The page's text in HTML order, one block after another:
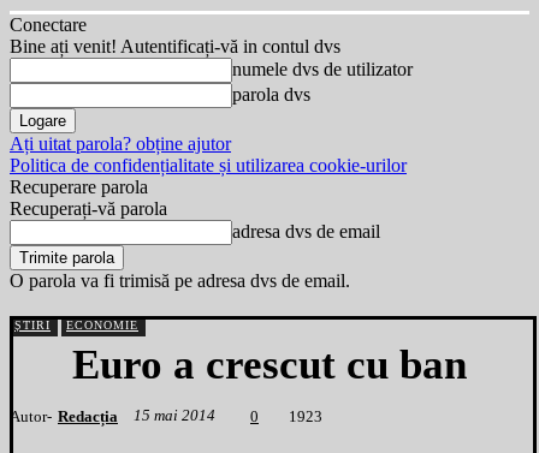
Conectare
Bine ați venit! Autentificați-vă in contul dvs
numele dvs de utilizator
parola dvs
Ați uitat parola? obține ajutor
Politica de confidențialitate și utilizarea cookie-urilor
Recuperare parola
Recuperați-vă parola
adresa dvs de email
O parola va fi trimisă pe adresa dvs de email.
ȘTIRI ECONOMIE
Euro a crescut cu ban
Autor- Redacția 15 mai 2014 0 1 923